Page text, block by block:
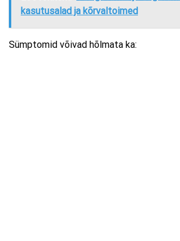
kasutusalad ja kõrvaltoimed
Sümptomid võivad hõlmata ka: